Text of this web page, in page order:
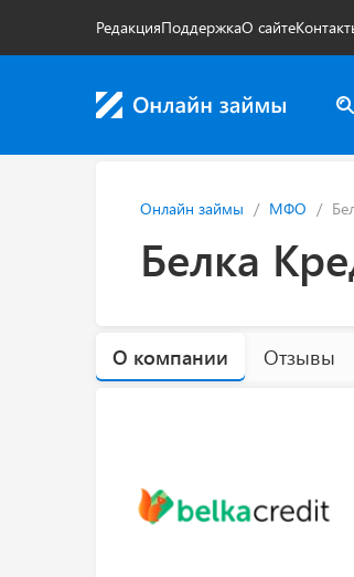
РедакцияПоддержкаО сайте
Онлайн займы МФО
Белка
О компании Отзывы